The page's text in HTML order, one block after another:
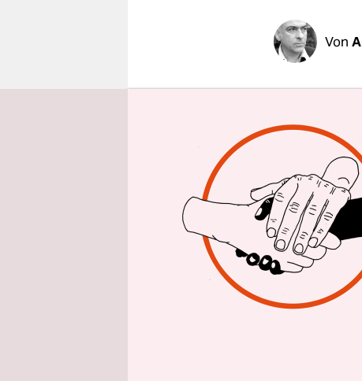
Von
Alice
Wiener
Mayer
dem
Mayer
Kaufmann
1700–1900).
Ein